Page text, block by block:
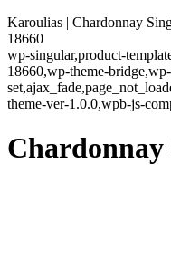
Karoulias | Chardonnay
18660
wp-singular,product-
18660,wp-theme-
theme-ver-1.0.0,wpb-js-